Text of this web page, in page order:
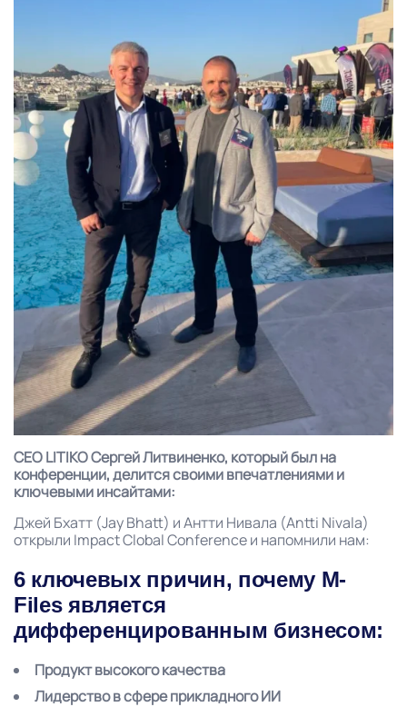
CEO LITIKO Сергей Литвиненко, который был на
конференции, делится своими впечатлениями и
ключевыми инсайтами:
Джей Бхатт (Jay Bhatt) и Антти Нивала (Antti Nivala)
открыли Impact Clobal Conference и напомнили нам:
6 ключевых причин, почему M-
Files является
дифференцированным бизнесом:
Продукт высокого качества
Лидерство в сфере прикладного ИИ